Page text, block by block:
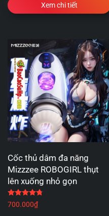
Xem chi tiết
Cốc thủ dâm đa năng
Mizzzee ROBOGIRL thụt
lên xuống nhỏ gọn
700.000₫